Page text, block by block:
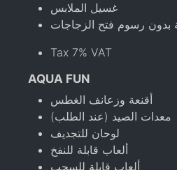
غسيل الملابس
بدون رسوم فتح الزجاجات
Tax 7% VAT
AQUA FUN
أقنعة وزعانف الغطس
معدات الصيد (عند الطلب)
لوحان للتجديف
ألعاب قابلة للنفخ
ألعاب قابلة للسحب